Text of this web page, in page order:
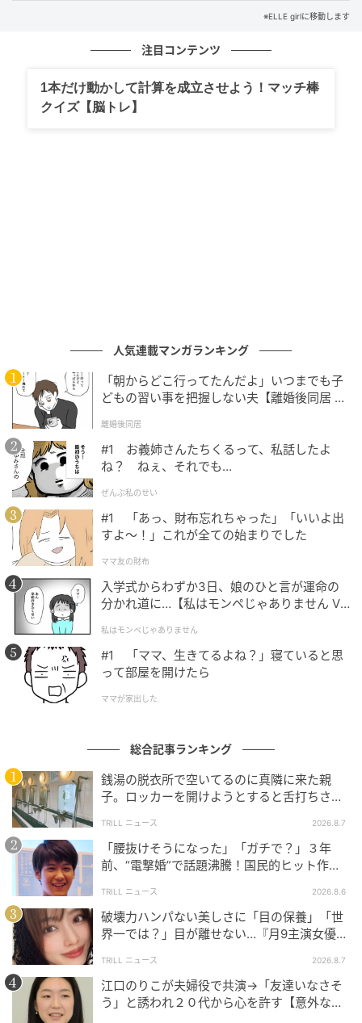
アン・ハサウェイ（Anne Hathaway） Aeon / Getty Images
アンといえば今年の春、『プラダを着た悪魔2』のプロ
モーションのため世界中を飛び回っていたことが記憶
に新しい。おしゃれな映画にふさわしく、華やかなド
レス姿でレッドカーペットに登場していたが、妊娠に
気がついたマスコミはほぼ皆無。関係者によると他の
キャストやスタッフたちも知らなかったとか。
※ELLE girlに移動します
注目コンテンツ
1本だけ動かして計算を成立させよう！マッチ棒
クイズ【脳トレ】
人気連載マンガランキング
「朝からどこ行ってたんだよ」いつまでも子
どもの習い事を把握しない夫【離婚後同居 Vo
離婚後同居
#1 お義姉さんたちくるって、私話したよ
ね？ ねぇ、それでも…
ぜんぶ私のせい
#1 「あっ、財布忘れちゃった」「いいよ出
すよ〜！」これが全ての始まりでした
ママ友の財布
入学式からわずか3日、娘のひと言が運命の
分かれ道に…【私はモンペじゃありません Vo
私はモンペじゃありません
#1 「ママ、生きてるよね？」寝ていると思
って部屋を開けたら
ママが家出した
総合記事ランキング
銭湯の脱衣所で空いてるのに真隣に来た親
子。ロッカーを開けようとすると舌打ちさ
中で拍手」
TRILL ニュース 2026.8.7
「腰抜けそうになった」「ガチで？」３年
前、“電撃婚”で話題沸騰！国民的ヒット作
TRILL ニュース 2026.8.6
破壊力ハンパない美しさに「目の保養」「世
界一では？」目が離せない…『月9主演女優
TRILL ニュース 2026.8.7
江口のりこが夫婦役で共演→「友達いなさそ
う」と誘われ２０代から心を許す【意外な親